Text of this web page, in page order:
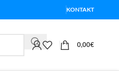
KONTAKT
0,00€